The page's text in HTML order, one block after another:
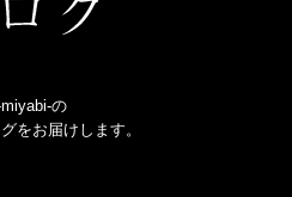
の
をお届けします。